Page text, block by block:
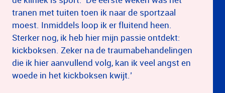
tranen met tuiten toen ik naar de sportzaal
moest. Inmiddels loop ik er fluitend heen.
Sterker nog, ik heb hier mijn passie ontdekt:
kickboksen. Zeker na de traumabehandelingen
die ik hier aanvullend volg, kan ik veel angst en
woede in het kickboksen kwijt.’